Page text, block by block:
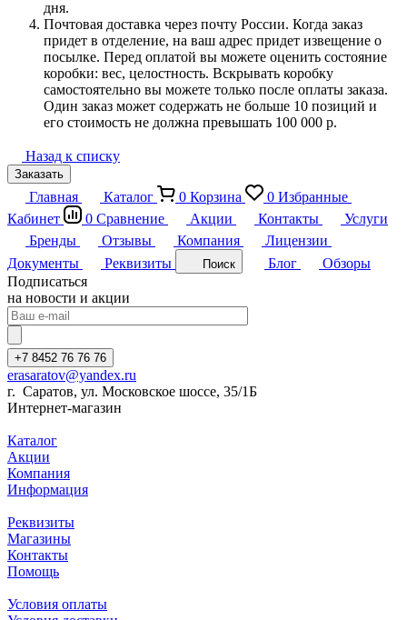
дня.
Почтовая доставка через почту России. Когда заказ
придет в отделение, на ваш адрес придет извещение о
посылке. Перед оплатой вы можете оценить состояние
коробки: вес, целостность. Вскрывать коробку
самостоятельно вы можете только после оплаты заказа.
Один заказ может содержать не больше 10 позиций и
его стоимость не должна превышать 100 000 р.
Назад к списку
Заказать
Главная Каталог 0 Корзина 0 Избранные
Кабинет
0 Сравнение Акции Контакты
Услуги
Бренды
Отзывы Компания
Лицензии
Документы
Реквизиты Поиск Блог
Обзоры
Подписаться
на новости и акции
+7 8452 76 76 76
erasaratov@yandex.ru
г. Саратов, ул. Московское шоссе, 35/1Б
Интернет-магазин
Каталог
Акции
Компания
Информация
Реквизиты
Магазины
Контакты
Помощь
Условия оплаты